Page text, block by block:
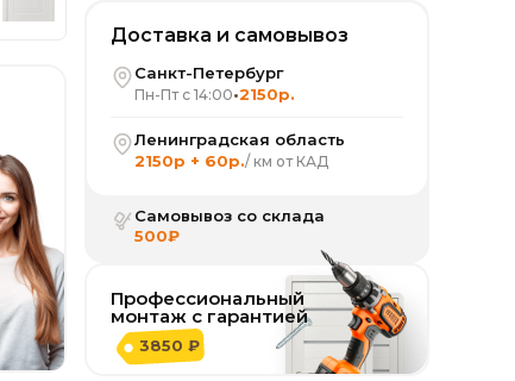
Доставка и самовывоз
Санкт-Петербург
Пн-Пт с 14:00•2150р.
Ленинградская область
2150р + 60р./ км от КАД
Самовывоз со склада
500₽
Профессиональный
монтаж с гарантией
3850 ₽